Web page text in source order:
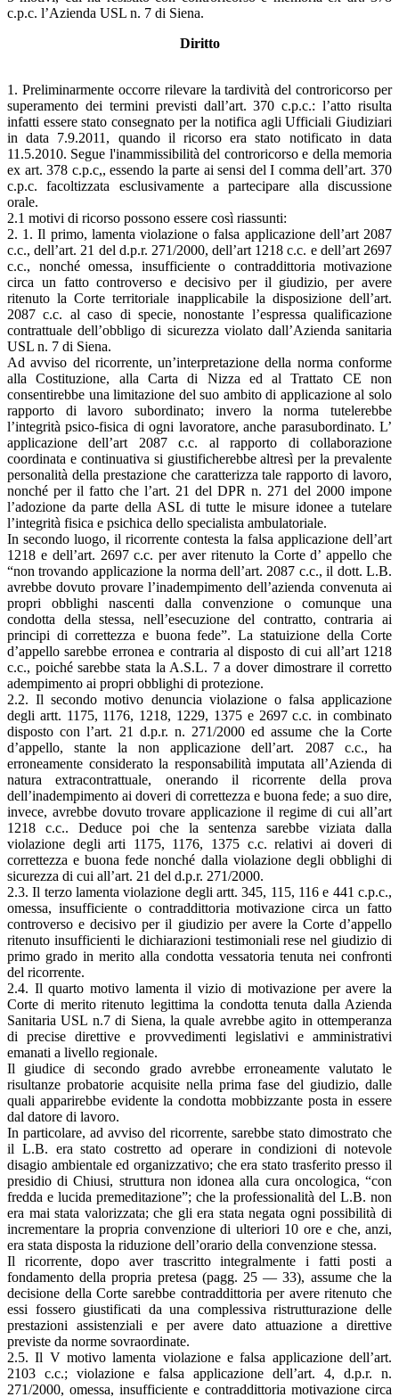
c.p.c. l’Azienda USL n. 7 di Siena.
Diritto
1. Preliminarmente occorre rilevare la tardività del controricorso per
superamento dei termini previsti dall’art. 370 c.p.c.: l’atto risulta
infatti essere stato consegnato per la notifica agli Ufficiali Giudiziari
in data 7.9.2011, quando il ricorso era stato notificato in data
11.5.2010. Segue l'inammissibilità del controricorso e della memoria
ex art. 378 c.p.c,, essendo la parte ai sensi del I comma dell’art. 370
c.p.c. facoltizzata esclusivamente a partecipare alla discussione
orale.
2.1 motivi di ricorso possono essere così riassunti:
2. 1. Il primo, lamenta violazione o falsa applicazione dell’art 2087
c.c., dell’art. 21 del d.p.r. 271/2000, dell’art 1218 c.c. e dell’art 2697
c.c., nonché omessa, insufficiente o contraddittoria motivazione
circa un fatto controverso e decisivo per il giudizio, per avere
ritenuto la Corte territoriale inapplicabile la disposizione dell’art.
2087 c.c. al caso di specie, nonostante l’espressa qualificazione
contrattuale dell’obbligo di sicurezza violato dall’Azienda sanitaria
USL n. 7 di Siena.
Ad avviso del ricorrente, un’interpretazione della norma conforme
alla Costituzione, alla Carta di Nizza ed al Trattato CE non
consentirebbe una limitazione del suo ambito di applicazione al solo
rapporto di lavoro subordinato; invero la norma tutelerebbe
l’integrità psico-fisica di ogni lavoratore, anche parasubordinato. L’
applicazione dell’art 2087 c.c. al rapporto di collaborazione
coordinata e continuativa si giustificherebbe altresì per la prevalente
personalità della prestazione che caratterizza tale rapporto di lavoro,
nonché per il fatto che l’art. 21 del DPR n. 271 del 2000 impone
l’adozione da parte della ASL di tutte le misure idonee a tutelare
l’integrità fisica e psichica dello specialista ambulatoriale.
In secondo luogo, il ricorrente contesta la falsa applicazione dell’art
1218 e dell’art. 2697 c.c. per aver ritenuto la Corte d’ appello che
“non trovando applicazione la norma dell’art. 2087 c.c., il dott. L.B.
avrebbe dovuto provare l’inadempimento dell’azienda convenuta ai
propri obblighi nascenti dalla convenzione o comunque una
condotta della stessa, nell’esecuzione del contratto, contraria ai
principi di correttezza e buona fede”. La statuizione della Corte
d’appello sarebbe erronea e contraria al disposto di cui all’art 1218
c.c., poiché sarebbe stata la A.S.L. 7 a dover dimostrare il corretto
adempimento ai propri obblighi di protezione.
2.2. Il secondo motivo denuncia violazione o falsa applicazione
degli artt. 1175, 1176, 1218, 1229, 1375 e 2697 c.c. in combinato
disposto con l’art. 21 d.p.r. n. 271/2000 ed assume che la Corte
d’appello, stante la non applicazione dell’art. 2087 c.c., ha
erroneamente considerato la responsabilità imputata all’Azienda di
natura extracontrattuale, onerando il ricorrente della prova
dell’inadempimento ai doveri di correttezza e buona fede; a suo dire,
invece, avrebbe dovuto trovare applicazione il regime di cui all’art
1218 c.c.. Deduce poi che la sentenza sarebbe viziata dalla
violazione degli arti 1175, 1176, 1375 c.c. relativi ai doveri di
correttezza e buona fede nonché dalla violazione degli obblighi di
sicurezza di cui all’art. 21 del d.p.r. 271/2000.
2.3. Il terzo lamenta violazione degli artt. 345, 115, 116 e 441 c.p.c.,
omessa, insufficiente o contraddittoria motivazione circa un fatto
controverso e decisivo per il giudizio per avere la Corte d’appello
ritenuto insufficienti le dichiarazioni testimoniali rese nel giudizio di
primo grado in merito alla condotta vessatoria tenuta nei confronti
del ricorrente.
2.4. Il quarto motivo lamenta il vizio di motivazione per avere la
Corte di merito ritenuto legittima la condotta tenuta dalla Azienda
Sanitaria USL n.7 di Siena, la quale avrebbe agito in ottemperanza
di precise direttive e provvedimenti legislativi e amministrativi
emanati a livello regionale.
Il giudice di secondo grado avrebbe erroneamente valutato le
risultanze probatorie acquisite nella prima fase del giudizio, dalle
quali apparirebbe evidente la condotta mobbizzante posta in essere
dal datore di lavoro.
In particolare, ad avviso del ricorrente, sarebbe stato dimostrato che
il L.B. era stato costretto ad operare in condizioni di notevole
disagio ambientale ed organizzativo; che era stato trasferito presso il
presidio di Chiusi, struttura non idonea alla cura oncologica, “con
fredda e lucida premeditazione”; che la professionalità del L.B. non
era mai stata valorizzata; che gli era stata negata ogni possibilità di
incrementare la propria convenzione di ulteriori 10 ore e che, anzi,
era stata disposta la riduzione dell’orario della convenzione stessa.
Il ricorrente, dopo aver trascritto integralmente i fatti posti a
fondamento della propria pretesa (pagg. 25 — 33), assume che la
decisione della Corte sarebbe contraddittoria per avere ritenuto che
essi fossero giustificati da una complessiva ristrutturazione delle
prestazioni assistenziali e per avere dato attuazione a direttive
previste da norme sovraordinate.
2.5. Il V motivo lamenta violazione e falsa applicazione dell’art.
2103 c.c.; violazione e falsa applicazione dell’art. 4, d.p.r. n.
271/2000, omessa, insufficiente e contraddittoria motivazione circa